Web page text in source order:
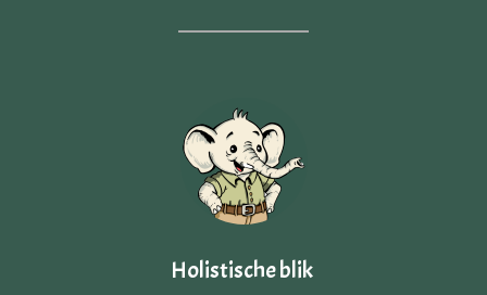
Holistische blik